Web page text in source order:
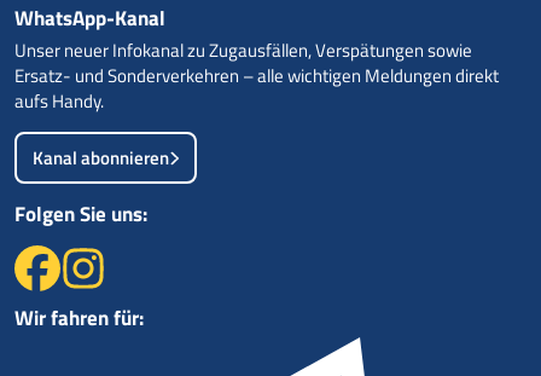
WhatsApp-Kanal
Unser neuer Infokanal zu Zugausfällen, Verspätungen sowie
Ersatz- und Sonderverkehren – alle wichtigen Meldungen direkt
aufs Handy.
Kanal abonnieren
Folgen Sie uns:
Wir fahren für: